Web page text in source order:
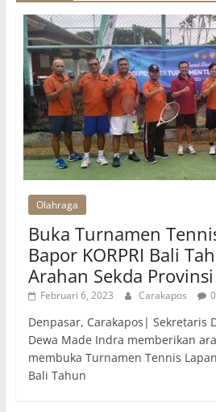
Olahraga
Buka Turnamen
Bapor KORPRI Bali
Arahan Sekda
Februari 6, 2023 Carakapos 0
Denpasar, Carakapos| Sekretaris
Dewa Made Indra memberikan
membuka Turnamen Tennis
Bali Tahun